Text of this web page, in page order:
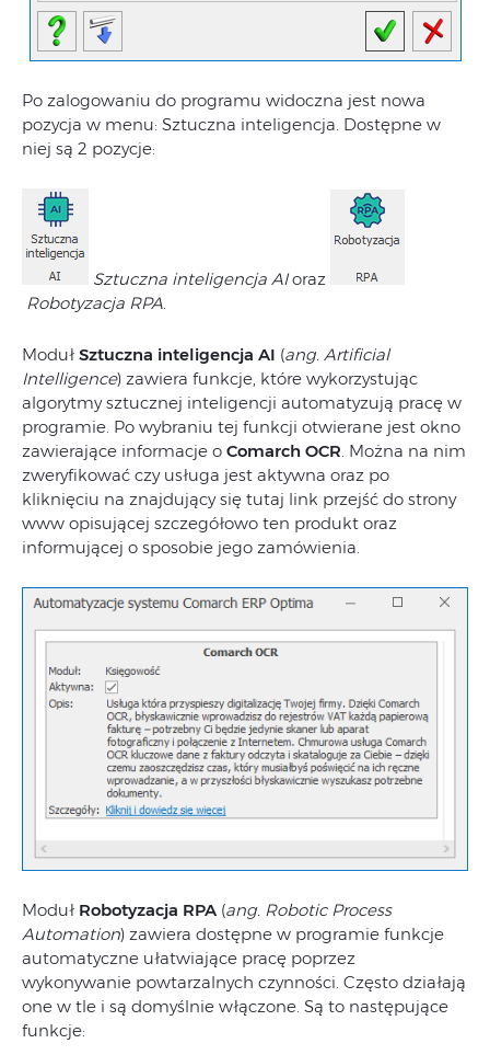
Po zalogowaniu do programu widoczna jest nowa
pozycja w menu: Sztuczna inteligencja. Dostępne w
niej są 2 pozycje:
Sztuczna inteligencja AIoraz
Robotyzacja RPA.
Moduł Sztuczna inteligencja AI (ang. Artificial
Intelligence) zawiera funkcje, które wykorzystując
algorytmy sztucznej inteligencji automatyzują pracę w
programie. Po wybraniu tej funkcji otwierane jest okno
zawierające informacje o Comarch OCR. Można na nim
zweryfikować czy usługa jest aktywna oraz po
kliknięciu na znajdujący się tutaj link przejść do strony
www opisującej szczegółowo ten produkt oraz
informującej o sposobie jego zamówienia.
Moduł Robotyzacja RPA (ang. Robotic Process
Automation) zawiera dostępne w programie funkcje
automatyczne ułatwiające pracę poprzez
wykonywanie powtarzalnych czynności. Często działają
one w tle i są domyślnie włączone. Są to następujące
funkcje: